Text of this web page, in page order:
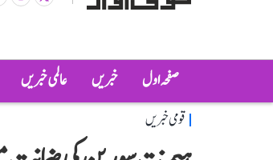
صفحہ اول خبریں عالمی خبریں
قومی خبریں